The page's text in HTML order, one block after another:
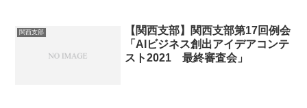
関西支部
【関西支部】関西支部第17回例会
「AIビジネス創出アイデアコンテ
スト2021 最終審査会」